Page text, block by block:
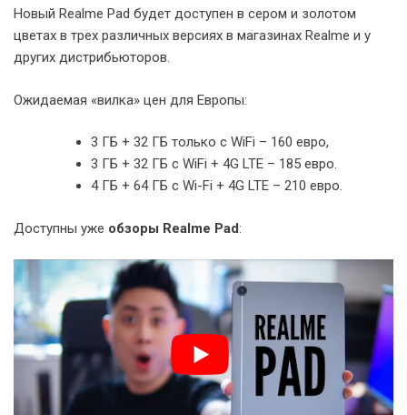
Новый Realme Pad будет доступен в сером и золотом
цветах в трех различных версиях в магазинах Realme и у
других дистрибьюторов.
Ожидаемая «вилка» цен для Европы:
3 ГБ + 32 ГБ только с WiFi – 160 евро,
3 ГБ + 32 ГБ с WiFi + 4G LTE – 185 евро.
4 ГБ + 64 ГБ с Wi-Fi + 4G LTE – 210 евро.
Доступны уже обзоры Realme Pad: